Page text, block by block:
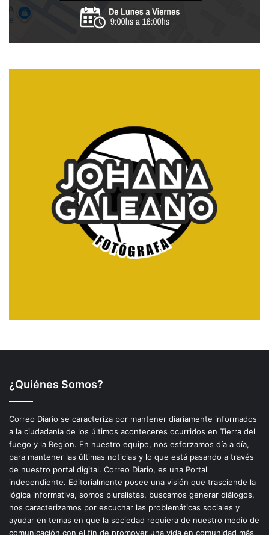
¿Quiénes Somos?
Correo Diario se caracteriza por mantener diariamente informados
a la ciudadanía de los últimos aconteceres ocurridos en Tierra del
fuego y la Region. En nuestro equipo, nos esforzamos día a día,
para mantener las últimas noticias y lo que está pasando a través
de nuestro portal digital. Correo Diario, es una Portal
independiente. Editorialmente posee una visión que trasciende la
lógica informativa, somos pluralistas, buscamos generar diálogos,
nos caracterizamos por escuchar las problemáticas sociales y
ayudar en temas en que la sociedad requiera de nuestro medio de
comunicación con el fin de promover una vida en comunidad más